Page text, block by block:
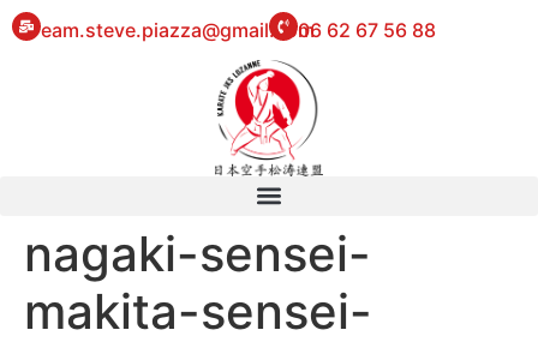
eam.steve.piazza@gmail.com06 62 67 56 88
nagaki-sensei-
makita-sensei-